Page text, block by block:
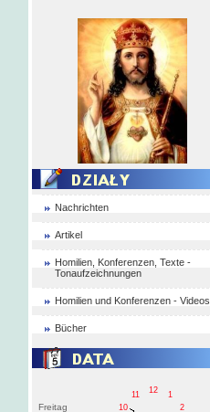
Nachrichten
Artikel
Homilien, Konferenzen, Texte -
Tonaufzeichnungen
Homilien und Konferenzen - Videos
Bücher
Freitag
1
2
10
11
12